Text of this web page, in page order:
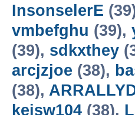
InsonselerE
vmbefghu (39),
(39), sdkxthey
arcjzjoe (38),
(38),
keisw104 (38),